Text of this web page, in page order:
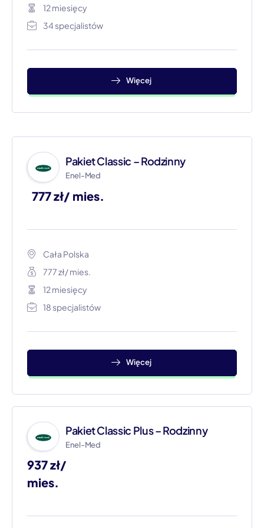
12 miesięcy
34 specjalistów
Więcej
Pakiet Classic – Rodzinny
Enel-Med
777 zł/ mies.​
Cała Polska
777 zł/ mies.
12 miesięcy
18 specjalistów
Więcej
Pakiet Classic Plus – Rodzinny
Enel-Med
937 zł/
mies.​